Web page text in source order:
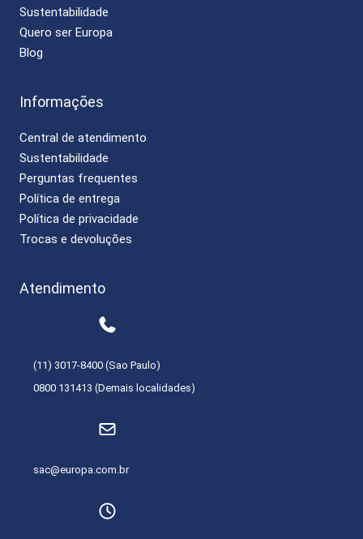
Sustentabilidade
Quero ser Europa
Blog
Informações
Central de atendimento
Sustentabilidade
Perguntas frequentes
Política de entrega
Política de privacidade
Trocas e devoluções
Atendimento
(11) 3017-8400 (Sao Paulo)
0800 131413 (Demais localidades)
sac@europa.com.br